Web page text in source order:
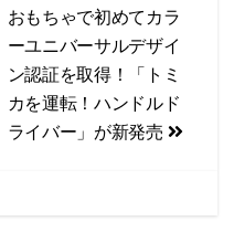
おもちゃで初めてカラ
ーユニバーサルデザイ
ン認証を取得！「トミ
カを運転！ハンドルド
ライバー」が新発売